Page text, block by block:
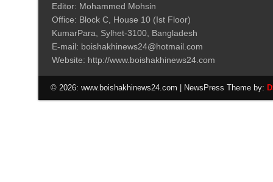
Editor: Mohammed Mohsin
Office: Block C, House 10 (Ist Floor)
KumarPara, Sylhet-3100, Bangladesh
E-mail: boishakhinews24@hotmail.com
Website: http://www.boishakhinews24.com
© 2026: www.boishakhinews24.com | NewsPress Theme by: